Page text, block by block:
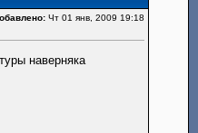
Чт 01 янв, 2009 19:18
наверняка